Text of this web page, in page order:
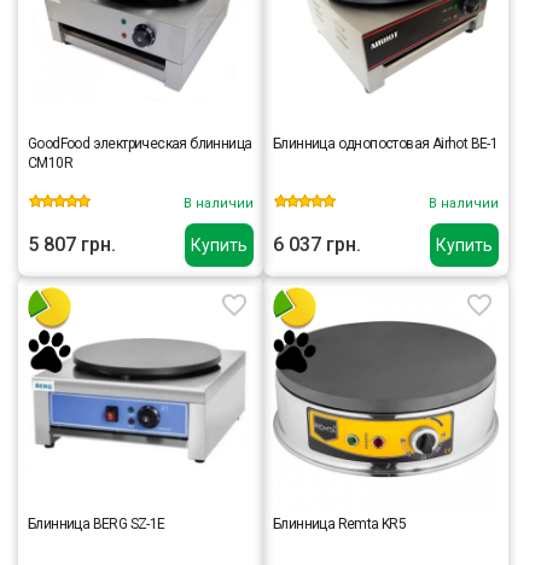
Купить
GoodFood электрическая блинница
CM10R
В наличии
5 807 грн. Купить
Блинница однопостовая Airhot BE-1
В наличии
6 037 грн.
Блинница BERG SZ-1E Блинница Remta KR5